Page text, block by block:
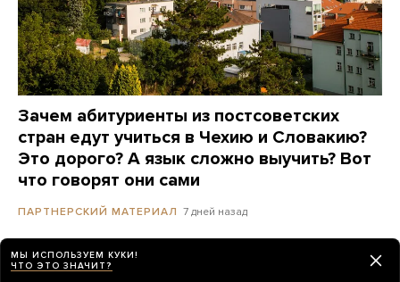
Зачем абитуриенты из постсоветских
стран едут учиться в Чехию и Словакию?
Это дорого? А язык сложно выучить? Вот
что говорят они сами
ПАРТНЕРСКИЙ МАТЕРИАЛ 7 дней назад
Полиция Сеула провела обыски в штаб-
МЫ ИСПОЛЬЗУЕМ КУКИ!
ЧТО ЭТО ЗНАЧИТ?